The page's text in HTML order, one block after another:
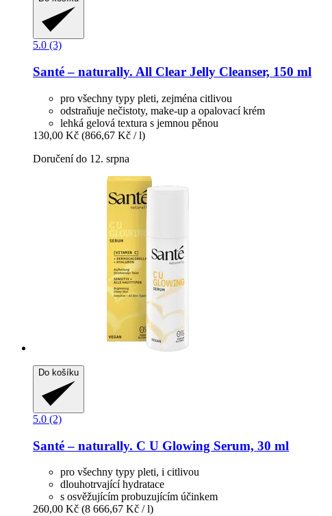
5.0 (3)
Santé – naturally. All Clear Jelly Cleanser, 150 ml
pro všechny typy pleti, zejména citlivou
odstraňuje nečistoty, make-up a opalovací krém
lehká gelová textura s jemnou pěnou
130,00 Kč (866,67 Kč / l)
Doručení do 12. srpna
Do košíku
5.0 (2)
Santé – naturally. C U Glowing Serum, 30 ml
pro všechny typy pleti, i citlivou
dlouhotrvající hydratace
s osvěžujícím probuzujícím účinkem
260,00 Kč (8 666,67 Kč / l)